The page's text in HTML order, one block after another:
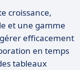
croissance,
et une gamme
efficacement
en temps
tableaux